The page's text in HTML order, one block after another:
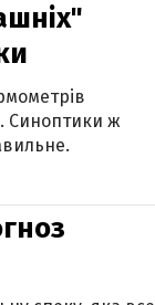
Синоптики ж